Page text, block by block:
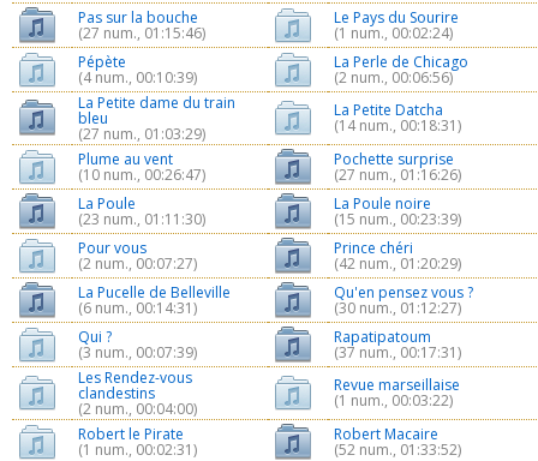
Pas sur la bouche
(27 num., 01:15:46)
Le Pays du Sourire
(1 num., 00:02:24)
Pépète
(4 num., 00:10:39)
La Perle de Chicago
(2 num., 00:06:56)
La Petite dame du train
bleu
(27 num., 01:03:29)
La Petite Datcha
(14 num., 00:18:31)
Plume au vent
(10 num., 00:26:47)
Pochette surprise
(27 num., 01:16:26)
La Poule
(23 num., 01:11:30)
La Poule noire
(15 num., 00:23:39)
Pour vous
(2 num., 00:07:27)
Prince chéri
(42 num., 01:20:29)
La Pucelle de Belleville
(6 num., 00:14:31)
Qu'en pensez vous ?
(30 num., 01:12:27)
Qui ?
(3 num., 00:07:39)
Rapatipatoum
(37 num., 00:17:31)
Les Rendez-vous
clandestins
(2 num., 00:04:00)
Revue marseillaise
(1 num., 00:03:22)
Robert le Pirate
(1 num., 00:02:31)
Robert Macaire
(52 num., 01:33:52)